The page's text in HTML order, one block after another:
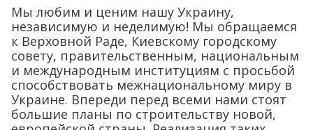
Мы любим и ценим нашу Украину,
независимую и неделимую! Мы обращаемся
к Верховной Раде, Киевскому городскому
совету, правительственным, национальным
и международным институциям с просьбой
способствовать межнациональному миру в
Украине. Впереди перед всеми нами стоят
большие планы по строительству новой,